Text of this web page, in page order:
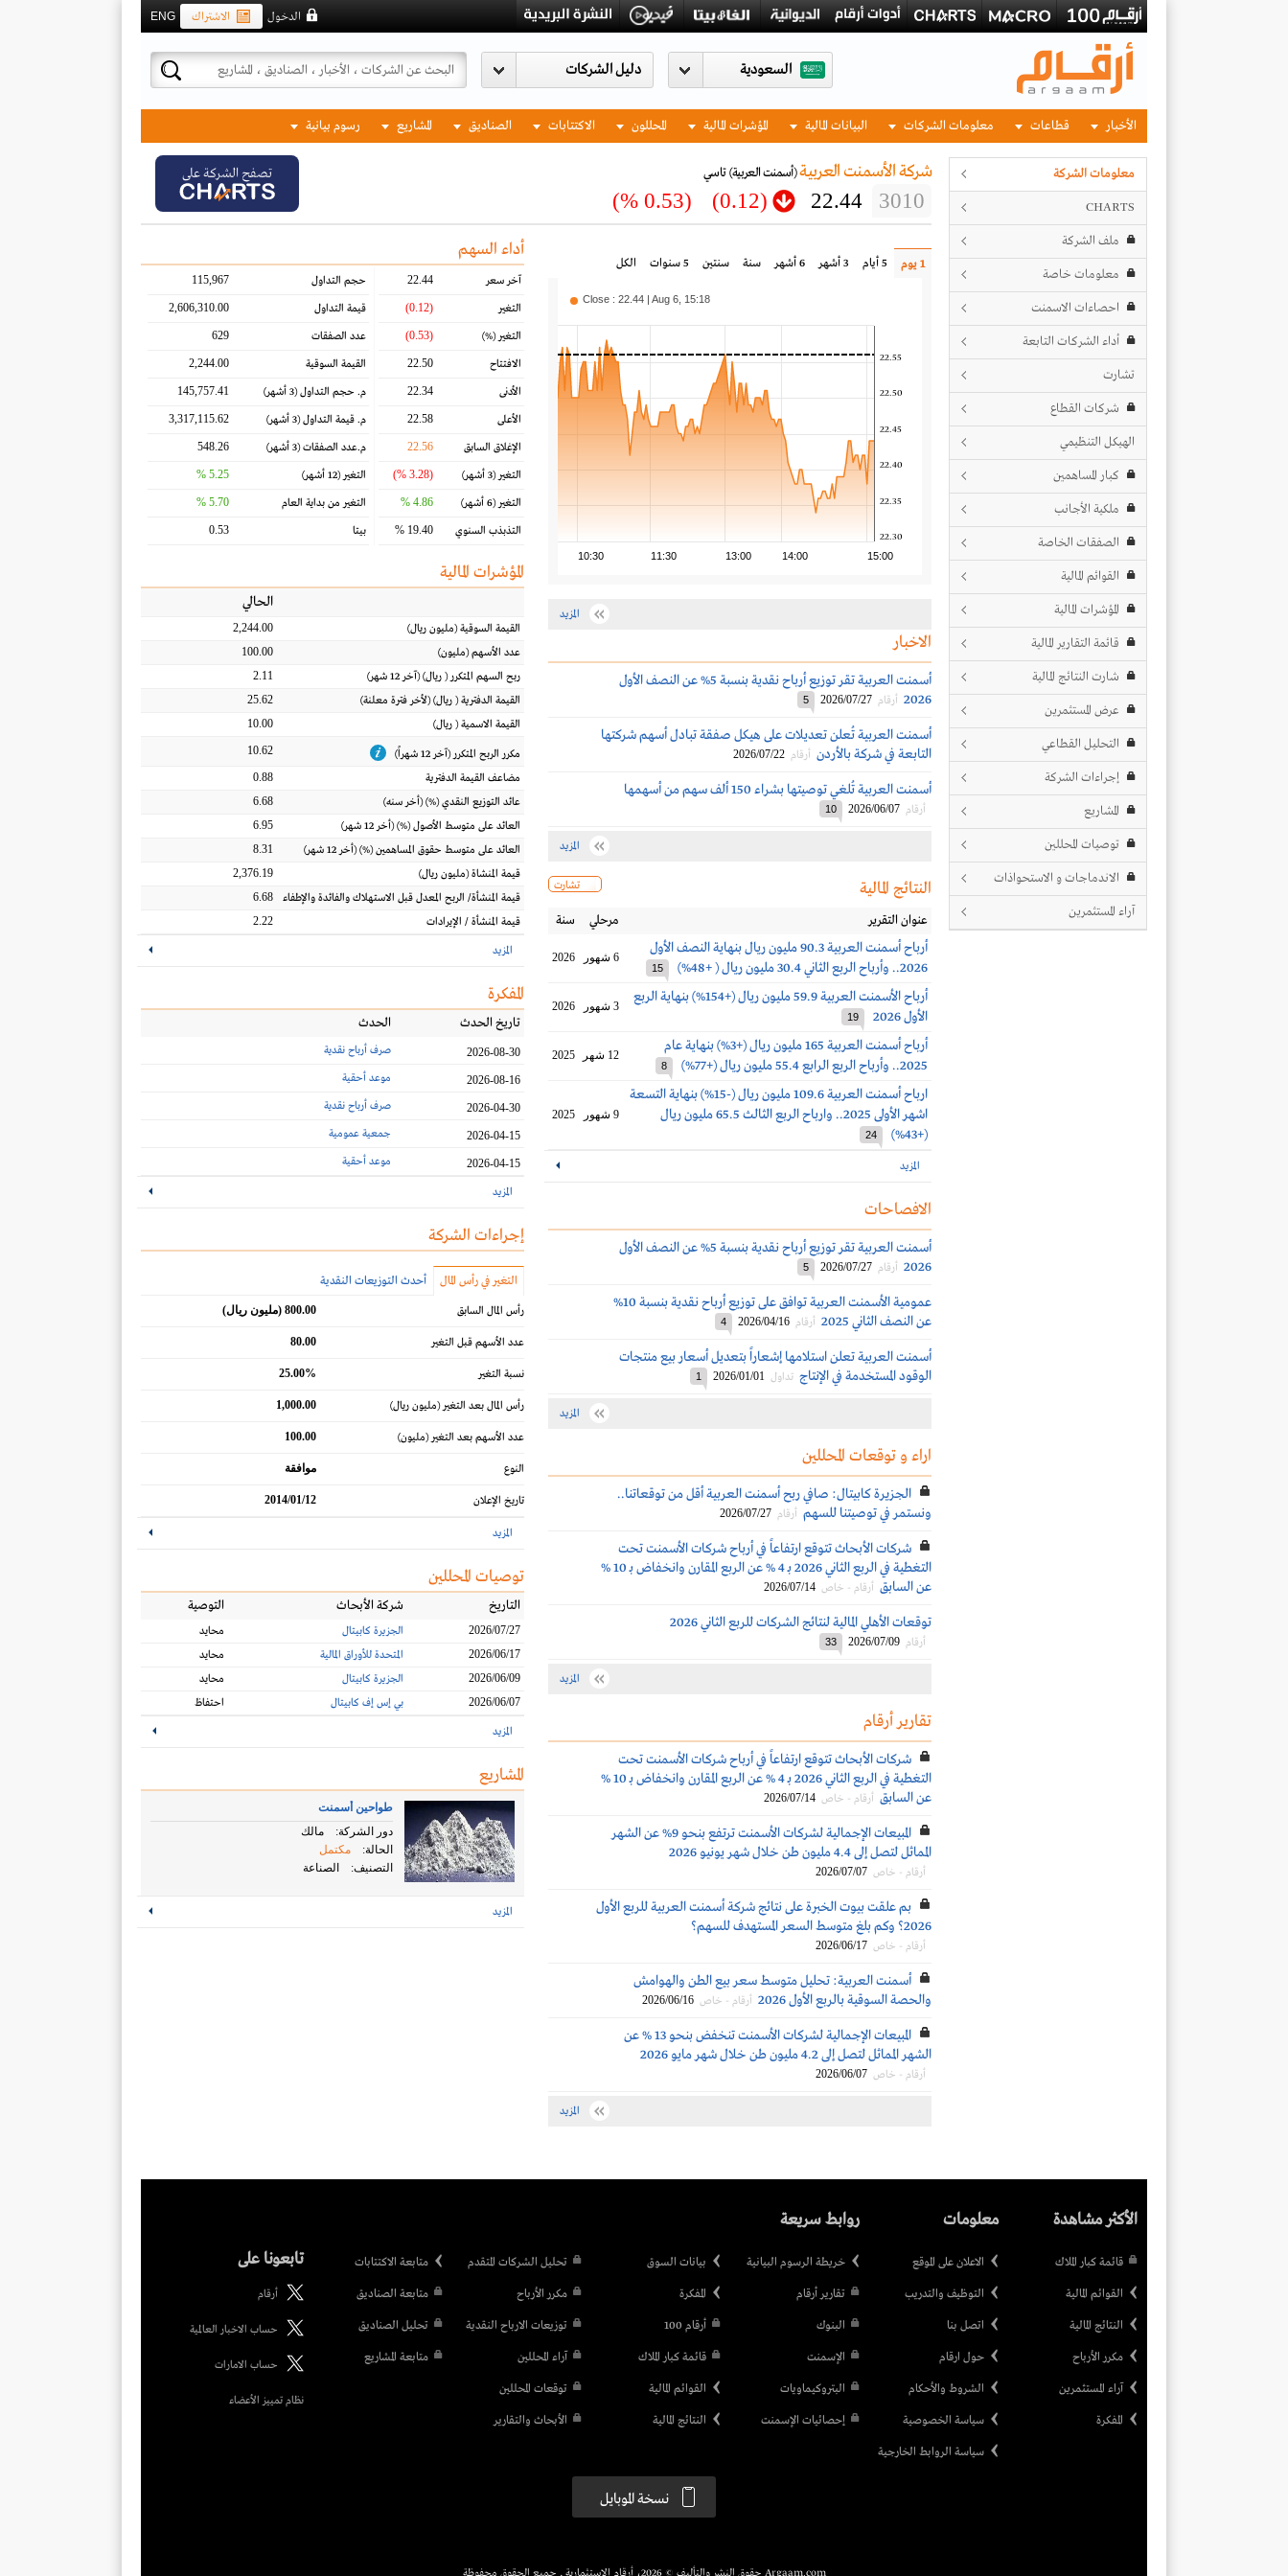
ENG الاشتراك الدخول
السعودية
الأخبار قطاعات معلومات الشركات البيانات المالية المؤشرات المالية المحللون الاكتتابات الصناديق المشاريع رسوم بيانية
معلومات الشركة
CHARTS
ملف الشركة
معلومات خاصة
احصاءات الاسمنت
أداء الشركات التابعة
تشارت
شركات القطاع
الهيكل التنظيمي
كبار المساهمين
ملكية الأجانب
الصفقات الخاصة
القوائم المالية
المؤشرات المالية
قائمة التقارير المالية
شارت النتائج المالية
عرض المستثمرين
التحليل القطاعي
إجراءات الشركة
المشاريع
توصيات المحللين
الاندماجات و الاستحواذات
آراء المستثمرين
شركة الأسمنت العربية(أسمنت العربية) تاسي
3010
22.44
(0.12)
(0.53 %)
تصفح الشركة على
1 يوم 5 أيام 3 أشهر 6 أشهر سنة سنتين 5 سنوات الكل
10:30 11:30 13:00 14:00 15:00
22.30
22.35
22.40
22.45
22.50
22.55
Close : 22.44 | Aug 6, 15:18
المزيد
الاخبار
أسمنت العربية تقر توزيع أرباح نقدية بنسبة 5% عن النصف الأول
2026 أرقام 2026/07/27
5
أسمنت العربية تُعلن تعديلات على هيكل صفقة تبادل أسهم شركتها
التابعة في شركة بالأردن أرقام 2026/07/22
أسمنت العربية تُلغي توصيتها بشراء 150 ألف سهم من أسهمها
أرقام 2026/06/07
10
المزيد
تشارت النتائج المالية
عنوان التقرير مرحلي سنة
أرباح أسمنت العربية 90.3 مليون ريال بنهاية النصف الأول
2026.. وأرباح الربع الثاني 30.4 مليون ريال ( +48%)
15
6 شهور 2026
أرباح الأسمنت العربية 59.9 مليون ريال (+154%) بنهاية الربع
الأول 2026
19
3 شهور 2026
أرباح أسمنت العربية 165 مليون ريال (+3%) بنهاية عام
2025.. وأرباح الربع الرابع 55.4 مليون ريال (+77%)
8
12 شهر 2025
ارباح أسمنت العربية 109.6 مليون ريال (-15%) بنهاية التسعة
اشهر الأولى 2025.. وارباح الربع الثالث 65.5 مليون ريال
(+43%)
24
9 شهور 2025
المزيد
الافصاحات
أسمنت العربية تقر توزيع أرباح نقدية بنسبة 5% عن النصف الأول
2026 أرقام 2026/07/27
5
عمومية الأسمنت العربية توافق على توزيع أرباح نقدية بنسبة 10%
عن النصف الثاني 2025
أرقام 2026/04/16
4
أسمنت العربية تعلن استلامها إشعاراً بتعديل أسعار بيع منتجات
الوقود المستخدمة في الإنتاج تداول 2026/01/01
1
المزيد
اراء و توقعات المحللين
الجزيرة كابيتال: صافي ربح أسمنت العربية أقل من توقعاتنا..
ونستمر في توصيتنا للسهم أرقام 2026/07/27
شركات الأبحاث تتوقع ارتفاعاً في أرباح شركات الأسمنت تحت
التغطية في الربع الثاني 2026 بـ 4 % عن الربع المقارن وانخفاض بـ 10 %
عن السابق أرقام - خاص 2026/07/14
توقعات الأهلي المالية لنتائج الشركات للربع الثاني 2026
أرقام 2026/07/09
33
المزيد
تقارير أرقام
شركات الأبحاث تتوقع ارتفاعاً في أرباح شركات الأسمنت تحت
التغطية في الربع الثاني 2026 بـ 4 % عن الربع المقارن وانخفاض بـ 10 %
عن السابق أرقام - خاص 2026/07/14
المبيعات الإجمالية لشركات الأسمنت ترتفع بنحو 9% عن الشهر
المماثل لتصل إلى 4.4 مليون طن خلال شهر يونيو 2026
أرقام - خاص 2026/07/07
بم علقت بيوت الخبرة على نتائج شركة أسمنت العربية للربع الأول
2026؟ وكم بلغ متوسط السعر المستهدف للسهم؟
أرقام - خاص 2026/06/17
أسمنت العربية: تحليل متوسط سعر بيع الطن والهوامش
والحصة السوقية بالربع الأول 2026
أرقام - خاص 2026/06/16
المبيعات الإجمالية لشركات الأسمنت تنخفض بنحو 13 % عن
الشهر المماثل لتصل إلى 4.2 مليون طن خلال شهر مايو 2026
أرقام - خاص 2026/06/07
المزيد
أداء السهم
آخر سعر 22.44
التغير (0.12)
التغير(%)
(0.53)
الافتتاح 22.50
الأدنى 22.34
الأعلى 22.58
الإغلاق السابق 22.56
التغير(3 أشهر) (3.28 %)
التغير(6 أشهر) 4.86 %
التذبذب السنوي 19.40 %
حجم التداول 115,967
قيمة التداول 2,606,310.00
عدد الصفقات 629
القيمة السوقية 2,244.00
م. حجم التداول(3 أشهر) 145,757.41
م. قيمة التداول(3 أشهر) 3,317,115.62
م.عدد الصفقات(3 أشهر) 548.26
التغير(12 أشهر) 5.25 %
التغير من بداية العام 5.70 %
بيتا 0.53
المؤشرات المالية
الحالي
القيمة السوقية(مليون ريال)
2,244.00
عدد الأسهم(مليون)
100.00
ربح السهم المتكرر( ريال) (آخر 12 شهر)
2.11
القيمة الدفترية( ريال) (لأخر فترة معلنة)
25.62
القيمة الاسمية( ريال)
10.00
مكرر الربح المتكرر (آخر 12 شهراً) 10.62
مضاعف القيمة الدفترية
0.88
عائد التوزيع النقدي(%) (أخر سنه)
6.68
العائد على متوسط الأصول(%) (أخر 12 شهر)
6.95
العائد على متوسط حقوق المساهمين(%) (أخر 12 شهر)
8.31
قيمة المنشاة(مليون ريال)
2,376.19
قيمة المنشأة/ الربح المعدل قبل الاستهلاك والفائدة والإطفاء
6.68
قيمة المنشأة / الإيرادات
2.22
المزيد
المفكرة
تاريخ الحدث الحدث
2026-08-30 صرف أرباح نقدية
2026-08-16 موعد أحقية
2026-04-30 صرف أرباح نقدية
2026-04-15 جمعية عمومية
2026-04-15 موعد أحقية
المزيد
إجراءات الشركة
التغير في رأس المال أحدث التوزيعات النقدية
رأس المال السابق 800.00 (مليون ريال)
عدد الأسهم قبل التغير 80.00
نسبة التغير 25.00%
رأس المال بعد التغير(مليون ريال) 1,000.00
عدد الأسهم بعد التغير(مليون) 100.00
النوع موافقة
تاريخ الإعلان 2014/01/12
المزيد
توصيات المحللين
التاريخ شركة الأبحاث التوصية
2026/07/27 الجزيرة كابيتال
محايد
2026/06/17
المتحدة للأوراق المالية
محايد
2026/06/09
الجزيرة كابيتال
محايد
2026/06/07
بي إس إف كابيتال احتفاظ
المزيد
المشاريع
طواحين أسمنت
دور الشركة:
مالك
الحالة:
مكتمل
التصنيف:
الصناعة
المزيد
الأكثر مشاهدة
قائمة كبار الملاك
القوائم المالية
النتائج المالية
مكرر الأرباح
آراء المستثمرين
المفكرة
معلومات
الاعلان على الموقع
التوظيف والتدريب
اتصل بنا
حول ارقام
الشروط والأحكام
سياسة الخصوصية
سياسة الروابط الخارجية
روابط سريعة
خريطة الرسوم البيانية
تقارير أرقام
البنوك
الإسمنت
البتروكيماويات
إحصائيات الإسمنت
بيانات السوق
المفكرة
أرقام 100
قائمة كبار الملاك
القوائم المالية
النتائج المالية
تحليل الشركات المتقدم
مكرر الأرباح
توزيعات الارباح النقدية
آراء المحللين
توقعات المحللين
الأبحاث والتقارير
متابعة الاكتتابات
متابعة الصناديق
تحليل الصناديق
متابعة المشاريع
تابعونا على
أرقام
حساب الاخبار العالمية
حساب الامارات
نظام تمييز الأعضاء
نسخة الموبايل
Argaam.com حقوق النشر والتأليف © 2026، أرقام الاستثمارية , جميع الحقوق محفوظة